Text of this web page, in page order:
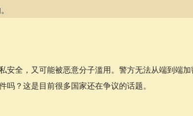
安全，又可能被恶意分子滥用。警方无法从端到端
吗？这是目前很多国家还在争议的话题。